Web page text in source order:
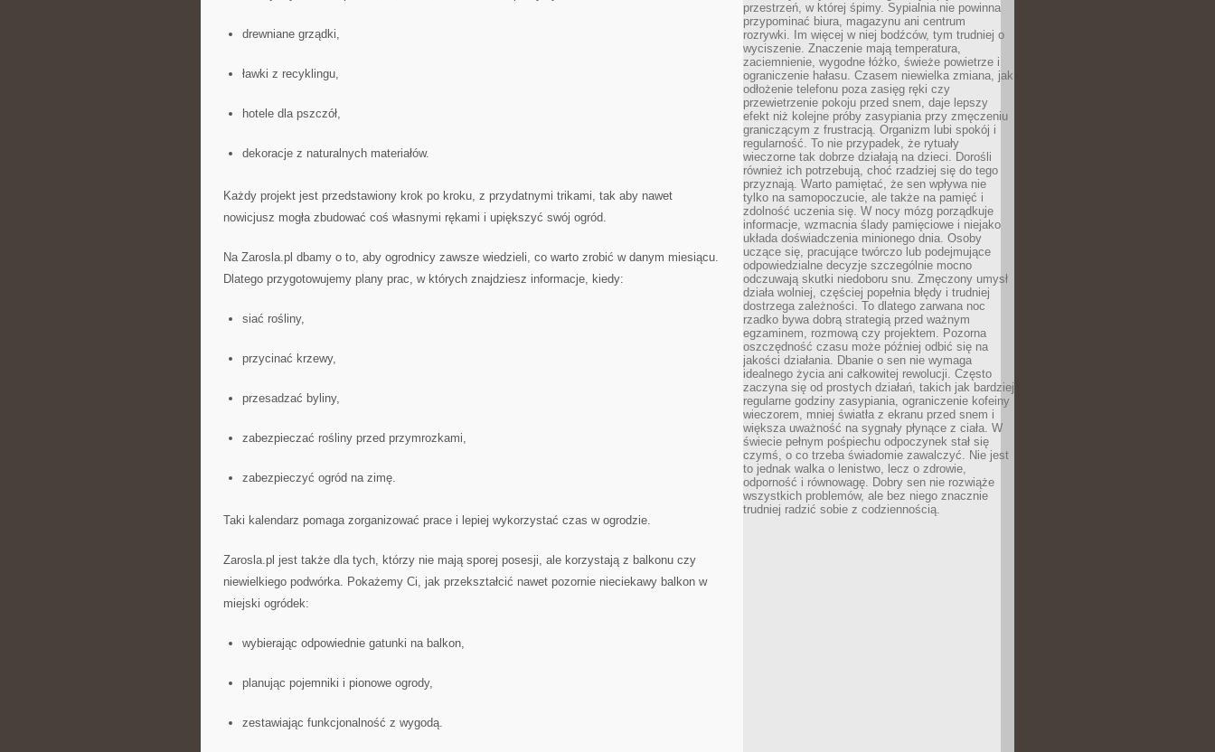
drewniane grządki,
ławki z recyklingu,
hotele dla pszczół,
dekoracje z naturalnych materiałów.
Każdy projekt jest przedstawiony krok po kroku, z przydatnymi trikami, tak aby nawet
nowicjusz mogła zbudować coś własnymi rękami i upiększyć swój ogród.
Na Zarosla.pl dbamy o to, aby ogrodnicy zawsze wiedzieli, co warto zrobić w danym miesiącu.
Dlatego przygotowujemy plany prac, w których znajdziesz informacje, kiedy:
siać rośliny,
przycinać krzewy,
przesadzać byliny,
zabezpieczać rośliny przed przymrozkami,
zabezpieczyć ogród na zimę.
Taki kalendarz pomaga zorganizować prace i lepiej wykorzystać czas w ogrodzie.
Zarosla.pl jest także dla tych, którzy nie mają sporej posesji, ale korzystają z balkonu czy
niewielkiego podwórka. Pokażemy Ci, jak przekształcić nawet pozornie nieciekawy balkon w
miejski ogródek:
wybierając odpowiednie gatunki na balkon,
planując pojemniki i pionowe ogrody,
zestawiając funkcjonalność z wygodą.
przestrzeń, w której śpimy. Sypialnia nie powinna
przypominać biura, magazynu ani centrum
rozrywki. Im więcej w niej bodźców, tym trudniej o
wyciszenie. Znaczenie mają temperatura,
zaciemnienie, wygodne łóżko, świeże powietrze i
ograniczenie hałasu. Czasem niewielka zmiana, jak
odłożenie telefonu poza zasięg ręki czy
przewietrzenie pokoju przed snem, daje lepszy
efekt niż kolejne próby zasypiania przy zmęczeniu
graniczącym z frustracją. Organizm lubi spokój i
regularność. To nie przypadek, że rytuały
wieczorne tak dobrze działają na dzieci. Dorośli
również ich potrzebują, choć rzadziej się do tego
przyznają. Warto pamiętać, że sen wpływa nie
tylko na samopoczucie, ale także na pamięć i
zdolność uczenia się. W nocy mózg porządkuje
informacje, wzmacnia ślady pamięciowe i niejako
układa doświadczenia minionego dnia. Osoby
uczące się, pracujące twórczo lub podejmujące
odpowiedzialne decyzje szczególnie mocno
odczuwają skutki niedoboru snu. Zmęczony umysł
działa wolniej, częściej popełnia błędy i trudniej
dostrzega zależności. To dlatego zarwana noc
rzadko bywa dobrą strategią przed ważnym
egzaminem, rozmową czy projektem. Pozorna
oszczędność czasu może później odbić się na
jakości działania. Dbanie o sen nie wymaga
idealnego życia ani całkowitej rewolucji. Często
zaczyna się od prostych działań, takich jak bardziej
regularne godziny zasypiania, ograniczenie kofeiny
wieczorem, mniej światła z ekranu przed snem i
większa uważność na sygnały płynące z ciała. W
świecie pełnym pośpiechu odpoczynek stał się
czymś, o co trzeba świadomie zawalczyć. Nie jest
to jednak walka o lenistwo, lecz o zdrowie,
odporność i równowagę. Dobry sen nie rozwiąże
wszystkich problemów, ale bez niego znacznie
trudniej radzić sobie z codziennością.